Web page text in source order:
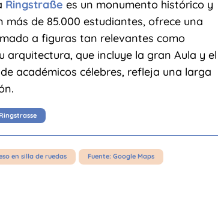
Ringstraße es un monumento histórico y
más de 85.000 estudiantes, ofrece una
a figuras tan relevantes como
arquitectura, que incluye la gran Aula y el
académicos célebres, refleja una larga
en silla de ruedas Fuente: Google Maps